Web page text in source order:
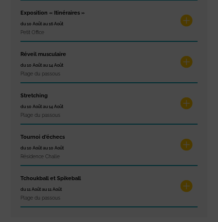
Exposition « Itinéraires »
du 10 Août au 16 Août
Petit Office
Réveil musculaire
du 10 Août au 14 Août
Plage du passous
Stretching
du 10 Août au 14 Août
Plage du passous
Tournoi d’échecs
du 10 Août au 10 Août
Résidence Challe
Tchoukball et Spikeball
du 11 Août au 11 Août
Plage du passous